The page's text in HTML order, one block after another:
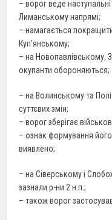
– ворог веде
Лиманському напрямі;
– намагається
Куп’янському;
– на Новопавлівському,
окупанти обороняються;
– на Волинському та
суттєвих змін;
– ворог зберігає
– ознак формування
виявлено;
– на Сіверському і
зазнали р-ни 2 н.п.;
– також ворог